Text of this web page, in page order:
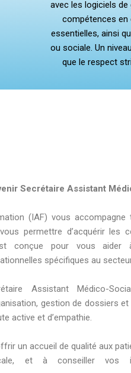
avec les logiciels
compétences
essentielles, ainsi
ou sociale. Un
que le respect
Secrétaire Assistant
(IAF) vous
permettre d’acquérir les
conçue pour vous aider
spécifiques au
Assistant Médico-
gestion de dossiers
active et d’empathie.
un accueil de qualité aux
et à conseiller vos